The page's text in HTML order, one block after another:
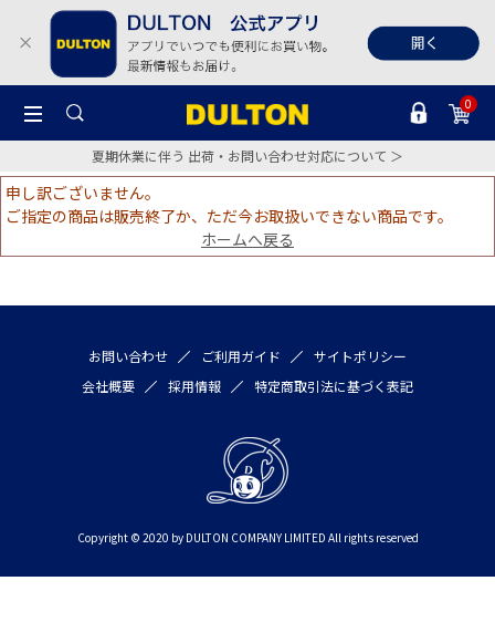
0
夏期休業に伴う 出荷・お問い合わせ対応について ＞
申し訳ございません。
ご指定の商品は販売終了か、ただ今お取扱いできない商品です。
ホームへ戻る
お問い合わせ ご利用ガイド
サイトポリシー
会社概要
採用情報 特定商取引法に基づく表記
Copyright © 2020 by DULTON COMPANY LIMITED All rights reserved